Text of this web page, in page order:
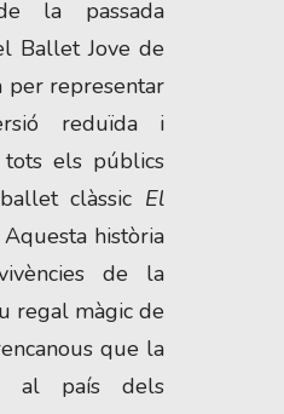
la passada
Ballet Jove de
per representar
reduïda i
els públics
clàssic El
Aquesta història
de la
regal màgic de
que la
al país dels